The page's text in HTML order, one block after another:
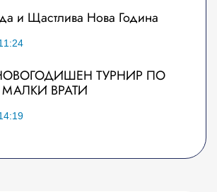
и Щастлива Нова Година
ТУРНИР ПО
ВРАТИ